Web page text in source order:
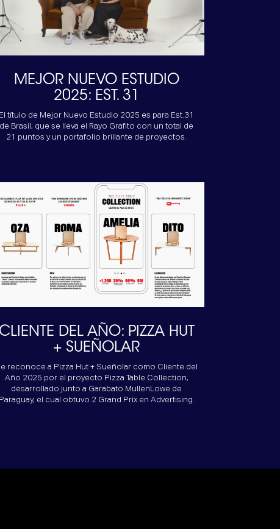
MEJOR NUEVO ESTUDIO
2025: EST. 31
El título de Mejor Nuevo Estudio 2025 es para Est.31
de Brasil, que se lleva el Rayo Grafito con un total de
21 puntos y un portafolio brillante de proyectos.
CLIENTE DEL AÑO: PIZZA HUT
+ SUEÑOLAR
reconoce a Pizza Hut + Sueñolar como Cliente del
Año 2025 por el proyecto Pizza Table Collection,
desarrollado junto a Garabato MullenLowe de
Paraguay, el cual obtuvo 2 Grand Prix en Advertising.